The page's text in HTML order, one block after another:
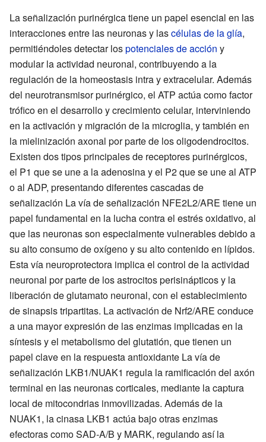
La señalización purinérgica tiene un papel esencial en las
interacciones entre las neuronas y lascélulas de la glía,
permitiéndoles detectar lospotenciales de acción y
modular la actividad neuronal, contribuyendo a la
regulación de la homeostasis intra y extracelular. Además
del neurotransmisor purinérgico, el ATP actúa como factor
trófico en el desarrollo y crecimiento celular, interviniendo
en la activación y migración de la microglia, y también en
la mielinización axonal por parte de los oligodendrocitos.
Existen dos tipos principales de receptores purinérgicos,
el P1 que se une a la adenosina y el P2 que se une al ATP
o al ADP, presentando diferentes cascadas de
señalización La vía de señalización NFE2L2/ARE tiene un
papel fundamental en la lucha contra el estrés oxidativo, al
que las neuronas son especialmente vulnerables debido a
su alto consumo de oxígeno y su alto contenido en lípidos.
Esta vía neuroprotectora implica el control de la actividad
neuronal por parte de los astrocitos perisinápticos y la
liberación de glutamato neuronal, con el establecimiento
de sinapsis tripartitas. La activación de Nrf2/ARE conduce
a una mayor expresión de las enzimas implicadas en la
síntesis y el metabolismo del glutatión, que tienen un
papel clave en la respuesta antioxidante La vía de
señalización LKB1/NUAK1 regula la ramificación del axón
terminal en las neuronas corticales, mediante la captura
local de mitocondrias inmovilizadas. Además de la
NUAK1, la cinasa LKB1 actúa bajo otras enzimas
efectoras como SAD-A/B y MARK, regulando así la